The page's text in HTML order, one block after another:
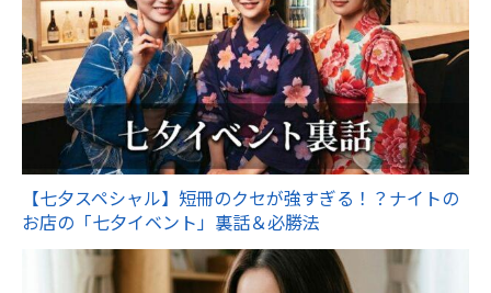
【七夕スペシャル】短冊のクセが強すぎる！？ナイトの
お店の「七夕イベント」裏話＆必勝法